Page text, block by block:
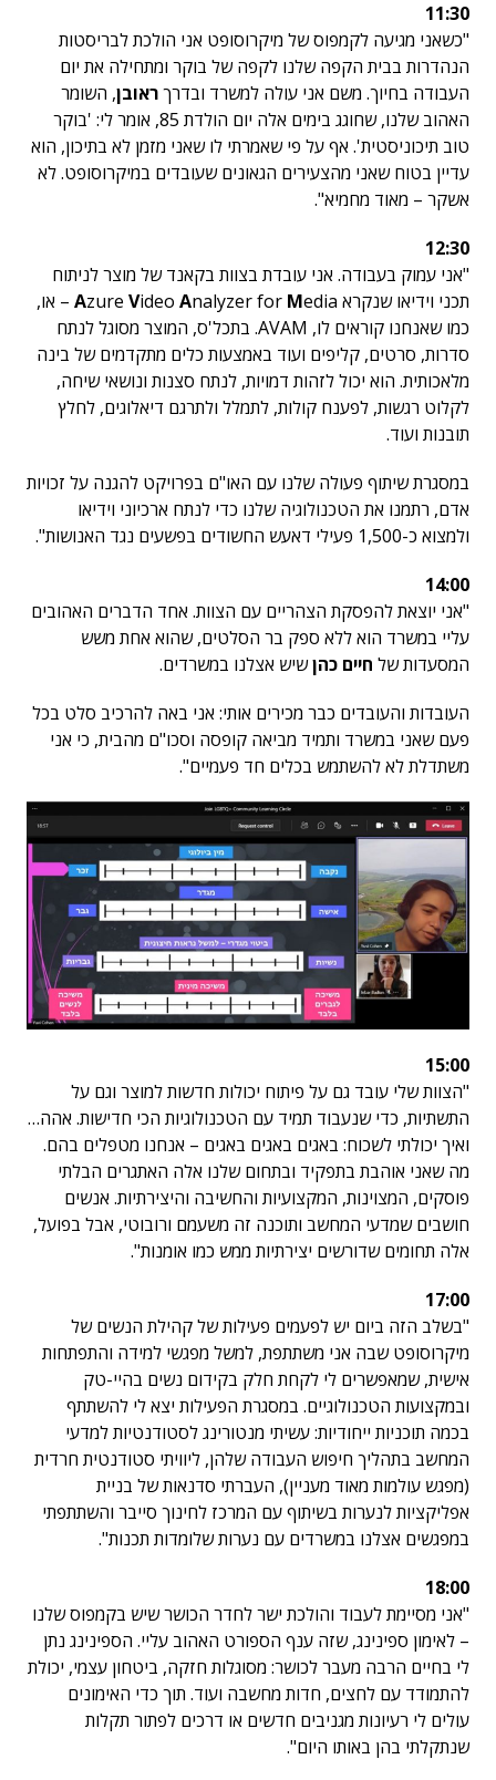
11:30
"כשאני מגיעה לקמפוס של מיקרוסופט אני הולכת לבריסטות
הנהדרות בבית הקפה שלנו לקפה של בוקר ומתחילה את יום
העבודה בחיוך. משם אני עולה למשרד ובדרךראובן, השומר
האהוב שלנו, שחוגג בימים אלה יום הולדת 85, אומר לי: 'בוקר
טוב תיכוניסטית'. אף על פי שאמרתי לו שאני מזמן לא בתיכון, הוא
עדיין בטוח שאני מהצעירים הגאונים שעובדים במיקרוסופט. לא
אשקר – מאוד מחמיא".
12:30
"אני עמוק בעבודה. אני עובדת בצוות בקאנד של מוצר לניתוח
תכני וידיאו שנקרא
Azure Video Analyzer for M
edia – או,
כמו שאנחנו קוראים לו, AVAM. בתכל'ס, המוצר מסוגל לנתח
סדרות, סרטים, קליפים ועוד באמצעות כלים מתקדמים של בינה
מלאכותית. הוא יכול לזהות דמויות, לנתח סצנות ונושאי שיחה,
לקלוט רגשות, לפענח קולות, לתמלל ולתרגם דיאלוגים, לחלץ
תובנות ועוד.
במסגרת שיתוף פעולה שלנו עם האו"ם בפרויקט להגנה על זכויות
אדם, רתמנו את הטכנולוגיה שלנו כדי לנתח ארכיוני וידיאו
ולמצוא כ-1,500 פעילי דאעש החשודים בפשעים נגד האנושות".
14:00
"אני יוצאת להפסקת הצהריים עם הצוות. אחד הדברים האהובים
עליי במשרד הוא ללא ספק בר הסלטים, שהוא אחת משש
המסעדות של חיים כהןשיש אצלנו במשרדים.
העובדות והעובדים כבר מכירים אותי: אני באה להרכיב סלט בכל
פעם שאני במשרד ותמיד מביאה קופסה וסכו"ם מהבית, כי אני
משתדלת לא להשתמש בכלים חד פעמיים".
15:00
"הצוות שלי עובד גם על פיתוח יכולות חדשות למוצר וגם על
התשתיות, כדי שנעבוד תמיד עם הטכנולוגיות הכי חדישות. אהה…
ואיך יכולתי לשכוח: באגים באגים באגים – אנחנו מטפלים בהם.
מה שאני אוהבת בתפקיד ובתחום שלנו אלה האתגרים הבלתי
פוסקים, המצוינות, המקצועיות והחשיבה והיצירתיות. אנשים
חושבים שמדעי המחשב ותוכנה זה משעמם ורובוטי, אבל בפועל,
אלה תחומים שדורשים יצירתיות ממש כמו אומנות".
17:00
"בשלב הזה ביום יש לפעמים פעילות של קהילת הנשים של
מיקרוסופט שבה אני משתתפת, למשל מפגשי למידה והתפתחות
אישית, שמאפשרים לי לקחת חלק בקידום נשים בהיי-טק
ובמקצועות הטכנולוגיים. במסגרת הפעילות יצא לי להשתתף
בכמה תוכניות ייחודיות: עשיתי מנטורינג לסטודנטיות למדעי
המחשב בתהליך חיפוש העבודה שלהן, ליוויתי סטודנטית חרדית
(מפגש עולמות מאוד מעניין), העברתי סדנאות של בניית
אפליקציות לנערות בשיתוף עם המרכז לחינוך סייבר והשתתפתי
במפגשים אצלנו במשרדים עם נערות שלומדות תכנות".
18:00
"אני מסיימת לעבוד והולכת ישר לחדר הכושר שיש בקמפוס שלנו
– לאימון ספינינג, שזה ענף הספורט האהוב עליי. הספינינג נתן
לי בחיים הרבה מעבר לכושר: מסוגלות חזקה, ביטחון עצמי, יכולת
להתמודד עם לחצים, חדות מחשבה ועוד. תוך כדי האימונים
עולים לי רעיונות מגניבים חדשים או דרכים לפתור תקלות
שנתקלתי בהן באותו היום".